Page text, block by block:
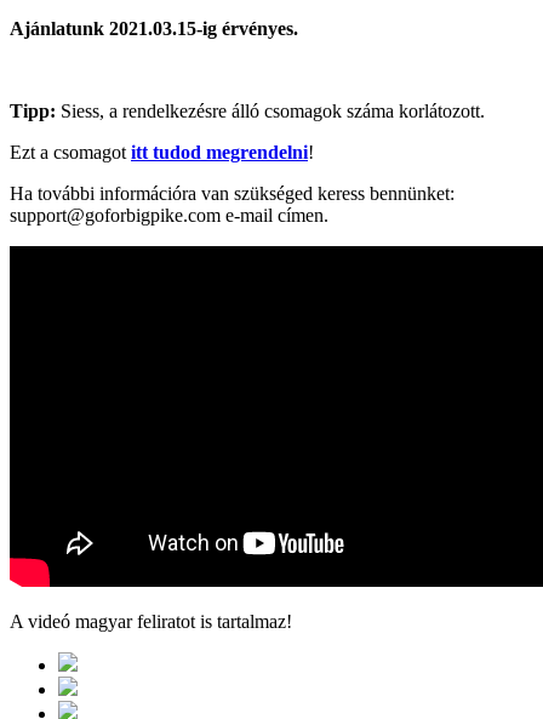
Ajánlatunk 2021.03.15-ig érvényes.
Tipp: Siess, a rendelkezésre álló csomagok száma korlátozott.
Ezt a csomagotitt tudod megrendelni!
Ha további információra van szükséged keress bennünket:
support@goforbigpike.com e-mail címen.
A videó magyar feliratot is tartalmaz!